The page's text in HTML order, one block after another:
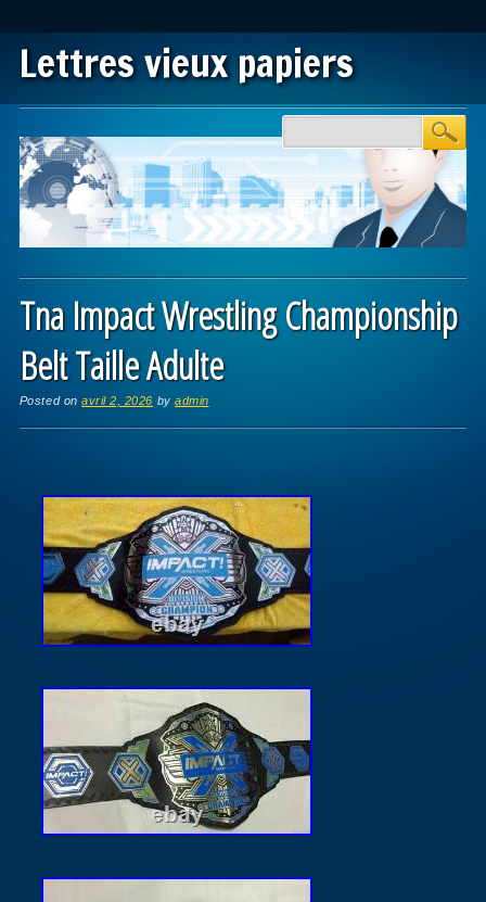
Lettres vieux papiers
Main menu
Tna Impact Wrestling Championship
Belt Taille Adulte
Posted onavril 2, 2026 byadmin